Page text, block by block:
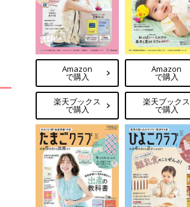
Amazon
で購入
楽天ブックス
で購入
Amazon
で購入
楽天ブックス
で購入